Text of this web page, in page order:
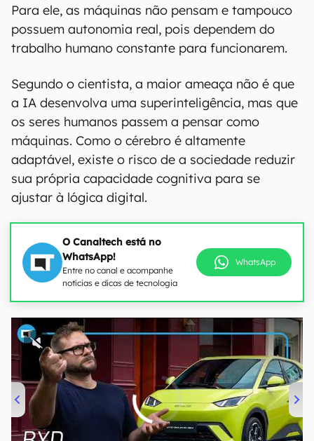
Para ele, as máquinas não pensam e tampouco
possuem autonomia real, pois dependem do
trabalho humano constante para funcionarem.
Segundo o cientista, a maior ameaça não é que
a IA desenvolva uma superinteligência, mas que
os seres humanos passem a pensar como
máquinas. Como o cérebro é altamente
adaptável, existe o risco de a sociedade reduzir
sua própria capacidade cognitiva para se
ajustar à lógica digital.
O Canaltech está no
WhatsApp!
Entre no canal e acompanhe
notícias e dicas de tecnologia
WhatsApp